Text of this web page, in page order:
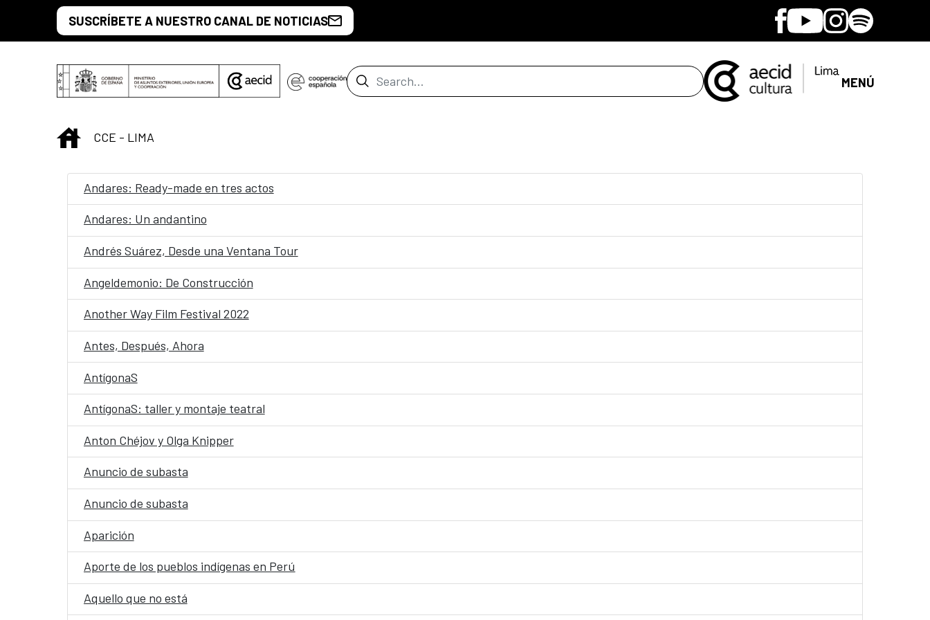
Skip to Main ContentSUSCRÍBETE A NUESTRO CANAL DE NOTICIAS Facebook
YoutubeInstagram
Spotify
Search Bar MENÚ
INICIO
CCE - LIMA
Andares: Ready-made en tres actos
Andares: Un andantino
Andrés Suárez, Desde una Ventana Tour
Angeldemonio: De Construcción
Another Way Film Festival 2022
Antes, Después, Ahora
AntígonaS
AntígonaS: taller y montaje teatral
Anton Chéjov y Olga Knipper
Anuncio de subasta
Anuncio de subasta
Aparición
Aporte de los pueblos indígenas en Perú
Aquello que no está